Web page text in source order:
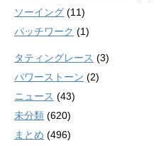
ソーイング (11)
パッチワーク (1)
タティングレース (3)
パワーストーン (2)
ニュース (43)
未分類 (620)
まとめ (496)